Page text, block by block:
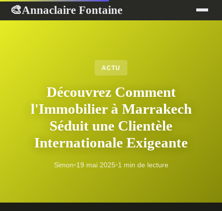
🎨Annaclaire Fontaine
ACTU
Découvrez Comment
l'Immobilier à Marrakech
Séduit une Clientèle
Internationale Exigeante
Simon•19 mai 2025•1 min de lecture